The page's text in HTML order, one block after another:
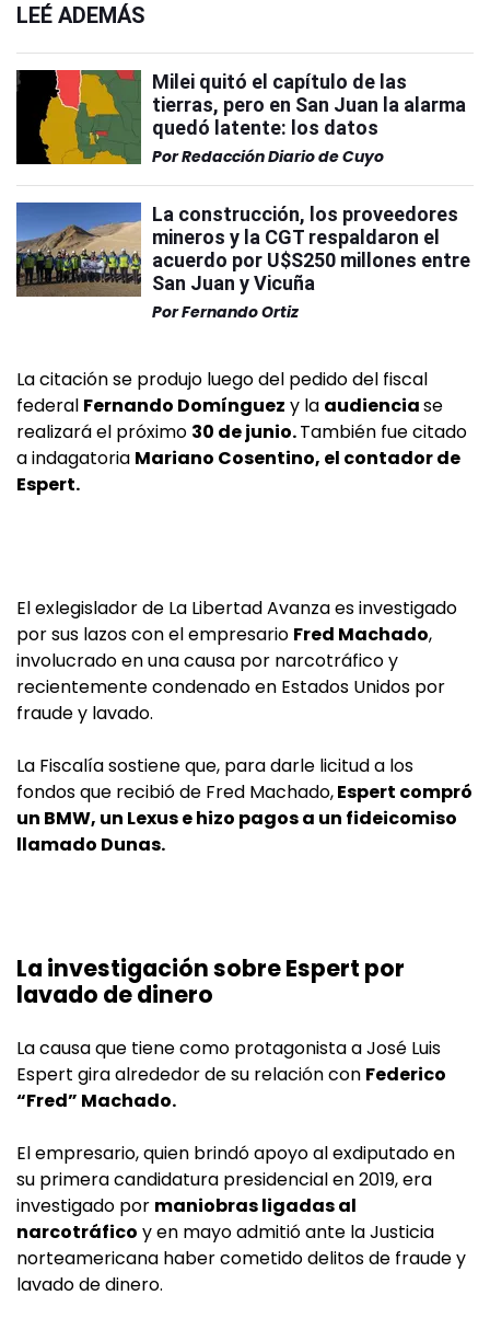
LEÉ ADEMÁS
Milei quitó el capítulo de las
tierras, pero en San Juan la alarma
quedó latente: los datos
PorRedacción Diario de Cuyo
La construcción, los proveedores
mineros y la CGT respaldaron el
acuerdo por U$S250 millones entre
San Juan y Vicuña
PorFernando Ortiz
La citación se produjo luego del pedido del fiscal
federal Fernando Domínguez y la audienciase
realizará el próximo 30 de junio.También fue citado
a indagatoria Mariano Cosentino, el contador de
Espert.
El exlegislador de La Libertad Avanza es investigado
por sus lazos con el empresario Fred Machado,
involucrado en una causa por narcotráfico y
recientemente condenado en Estados Unidos por
fraude y lavado.
La Fiscalía sostiene que, para darle licitud a los
fondos que recibió de Fred Machado,Espert compró
un BMW, un Lexus e hizo pagos a un fideicomiso
llamado Dunas.
La investigación sobre Espert por
lavado de dinero
La causa que tiene como protagonista a José Luis
Espert gira alrededor de su relación con Federico
“Fred” Machado.
El empresario, quien brindó apoyo al exdiputado en
su primera candidatura presidencial en 2019, era
investigado por maniobras ligadas al
narcotráfico y en mayo admitió ante la Justicia
norteamericana haber cometido delitos de fraude y
lavado de dinero.